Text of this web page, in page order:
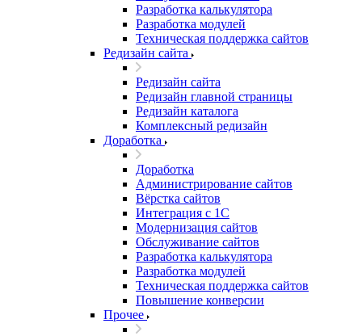
Разработка калькулятора
Разработка модулей
Техническая поддержка сайтов
Редизайн сайта
Редизайн сайта
Редизайн главной страницы
Редизайн каталога
Комплексный редизайн
Доработка
Доработка
Администрирование сайтов
Вёрстка сайтов
Интеграция с 1С
Модернизация сайтов
Обслуживание сайтов
Разработка калькулятора
Разработка модулей
Техническая поддержка сайтов
Повышение конверсии
Прочее